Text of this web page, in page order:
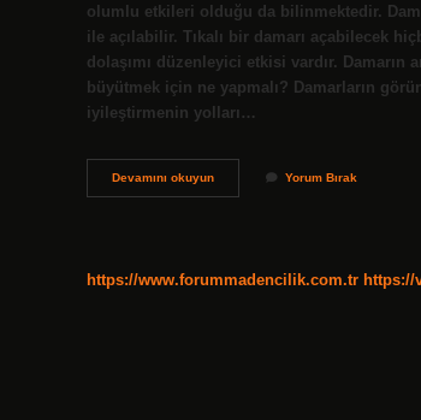
olumlu etkileri olduğu da bilinmektedir.
ile açılabilir. Tıkalı bir damarı açabilecek
dolaşımı düzenleyici etkisi vardır. Damarın
büyütmek için ne yapmalı? Damarların
iyileştirmenin yolları…
Devamını okuyunDamarları
Nasil
Yorum Bırak
https://www.forummadencilik.com.tr https://